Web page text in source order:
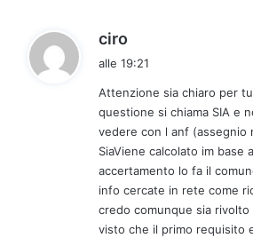
ciro
a
e
t
t
o
:
alle 19:21
Attenzione sia chiaro per
questione si chiama SIA e
vedere con l anf (assegnio
SiaViene calcolato im base
accertamento lo fa il
info cercate in rete come
credo comunque sia
visto che il primo requisito